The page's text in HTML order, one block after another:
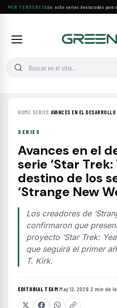
EN TENDENCIA
Estrenos de agosto: ocho series destacadas para
HOME› SERIES ›AVANCES EN EL
SERIES
Avances en el
serie ‘Star Trek:
destino de los
‘Strange New
Los creadores de
confirmaron que
proyecto ‘Star Trek:
que seguirá el primer
T. Kirk.
EDITORIAL TEAM·May 12, 2026·2 min de